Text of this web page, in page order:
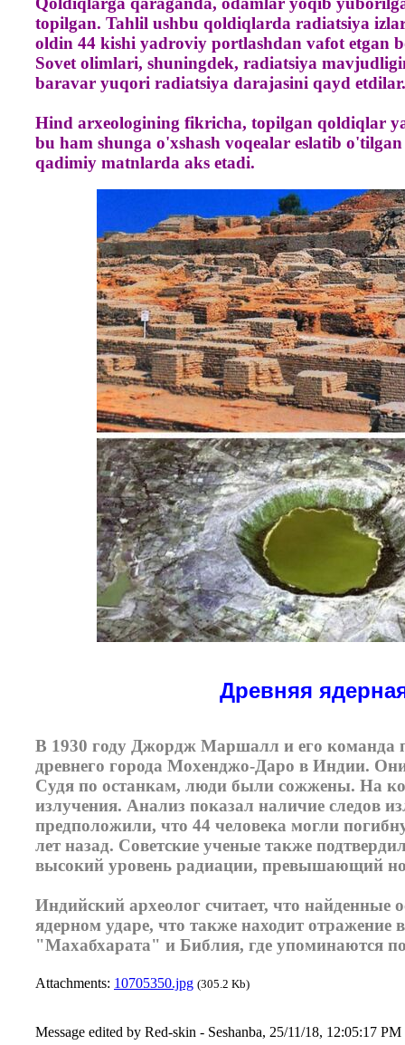
topilgan. Tahlil ushbu qoldiqlarda radiatsiya
oldin 44 kishi yadroviy portlashdan vafot etgan
Sovet olimlari, shuningdek, radiatsiya
baravar yuqori radiatsiya darajasini qayd etdilar.
Hind arxeologining fikricha, topilgan qoldiqlar
bu ham shunga o'xshash voqealar eslatib
qadimiy matnlarda aks etadi.
Древняя
В 1930 году Джордж Маршалл и его команда
древнего города Мохенджо-Даро в Индии.
Судя по останкам, люди были сожжены. На
излучения. Анализ показал наличие следов
предположили, что 44 человека могли
лет назад. Советские ученые также
высокий уровень радиации, превышающий
Индийский археолог считает, что найденные
ядерном ударе, что также находит отражение
"Махабхарата" и Библия, где упоминаются
Attachments: 10705350.jpg (305.2 Kb)
Message edited by Red-skin - Seshanba, 25/11/18, 12:05:17 PM